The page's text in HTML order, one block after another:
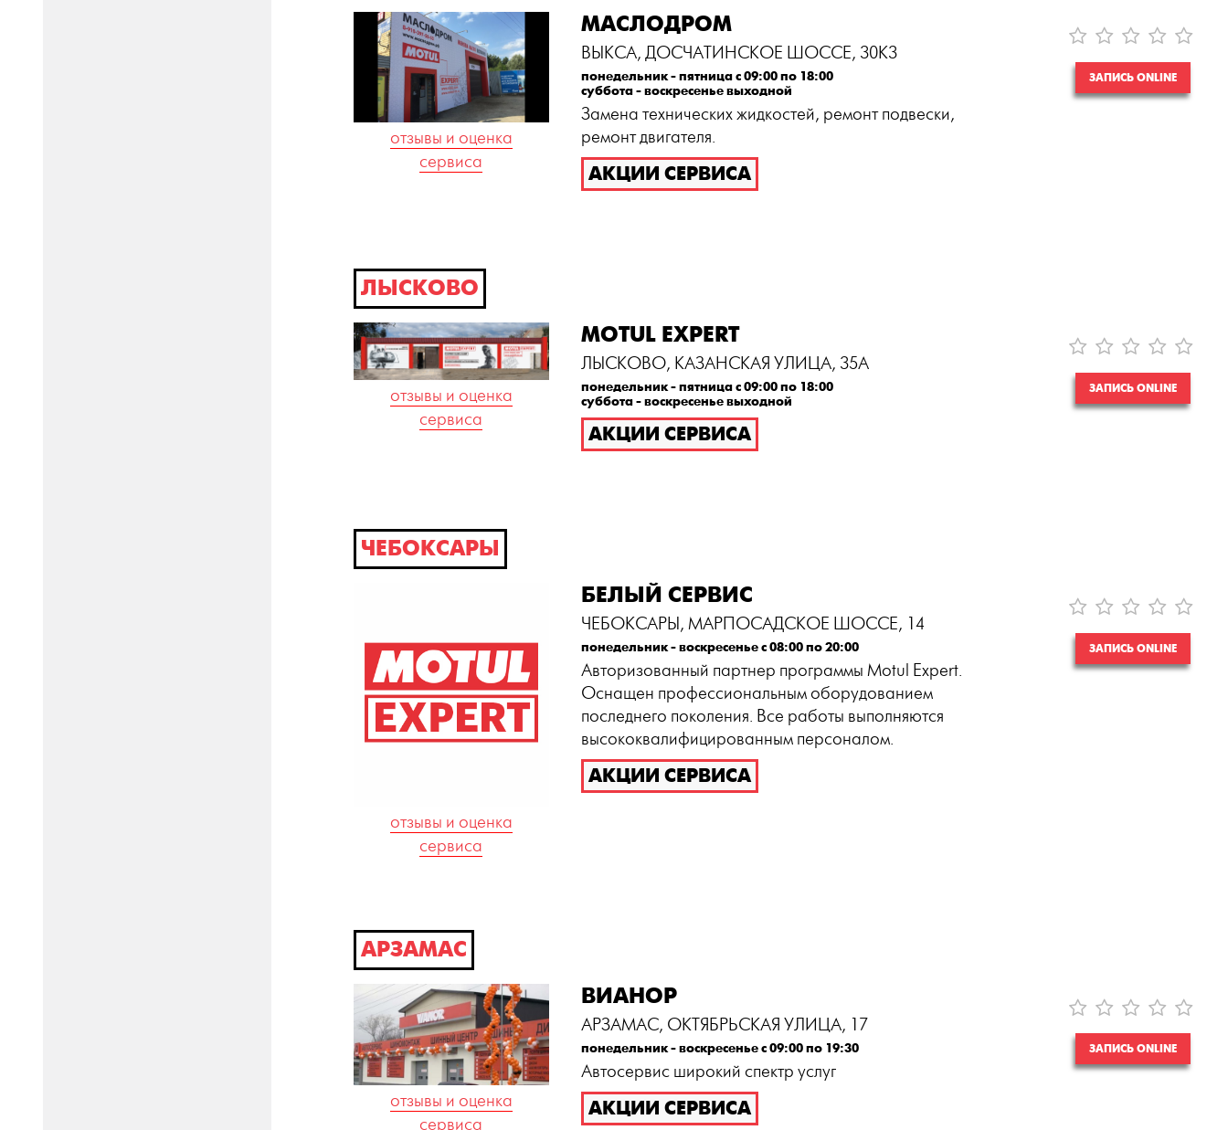
отзывы и оценка
сервиса
МАСЛОДРОМ
ВЫКСА, ДОСЧАТИНСКОЕ ШОССЕ, 30К3
понедельник - пятница с 09:00 по 18:00
суббота - воскресенье выходной
Замена технических жидкостей, ремонт подвески,
ремонт двигателя.
АКЦИИ СЕРВИСА
ЗАПИСЬ ONLINE
ЛЫСКОВО
отзывы и оценка
сервиса
MOTUL EXPERT
ЛЫСКОВО, КАЗАНСКАЯ УЛИЦА, 35А
понедельник - пятница с 09:00 по 18:00
суббота - воскресенье выходной
АКЦИИ СЕРВИСА
ЗАПИСЬ ONLINE
ЧЕБОКСАРЫ
отзывы и оценка
сервиса
БЕЛЫЙ СЕРВИС
ЧЕБОКСАРЫ, МАРПОСАДСКОЕ ШОССЕ, 14
понедельник - воскресенье с 08:00 по 20:00
Авторизованный партнер программы Motul Expert.
Оснащен профессиональным оборудованием
последнего поколения. Все работы выполняются
высококвалифицированным персоналом.
АКЦИИ СЕРВИСА
ЗАПИСЬ ONLINE
АРЗАМАС
отзывы и оценка
сервиса
ВИАНОР
АРЗАМАС, ОКТЯБРЬСКАЯ УЛИЦА, 17
понедельник - воскресенье с 09:00 по 19:30
Автосервис широкий спектр услуг
АКЦИИ СЕРВИСА
ЗАПИСЬ ONLINE